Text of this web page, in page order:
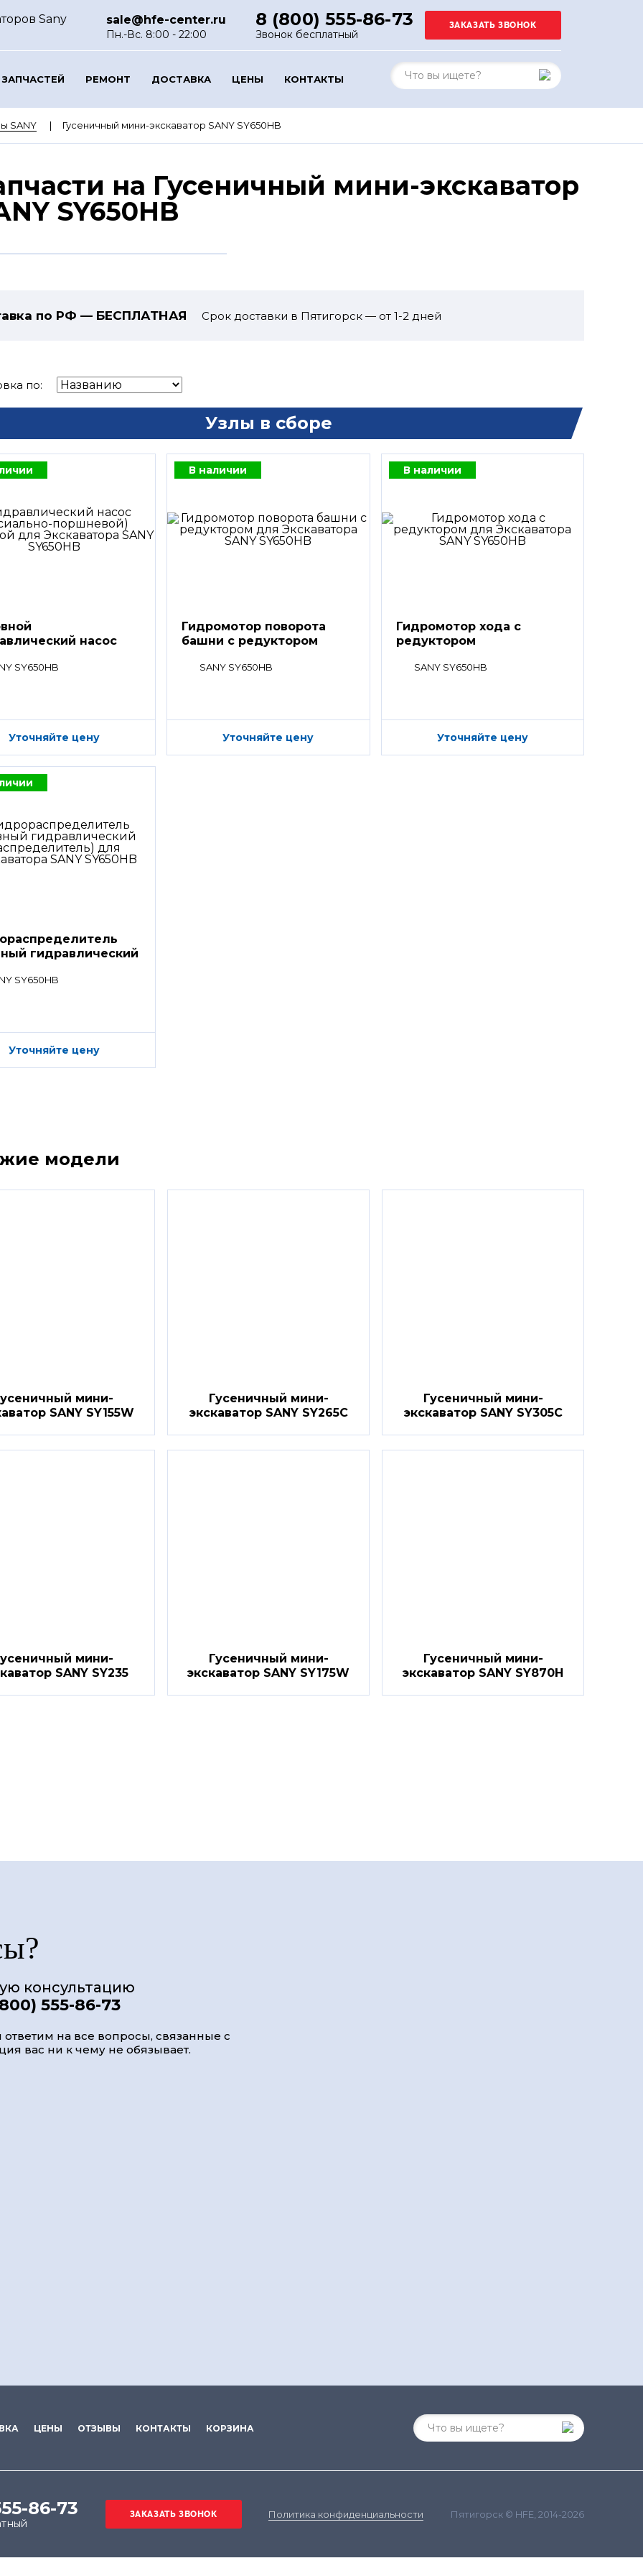
Sany sale@hfe-center.ru
Пн.-Вс. 8:00 - 22:00
8 (800) 555-86-73
Звонок бесплатный
РЕМОНТ ДОСТАВКА ЦЕНЫ КОНТАКТЫ
SANY Гусеничный мини-экскаватор SANY SY650HB
на Гусеничный мини-экскаватор
SY650HB
по РФ — БЕСПЛАТНАЯ Срок доставки в Пятигорск — от 1-2 дней
по:
Узлы в сборе
насос
SY650HB
Уточняйте цену
В наличии
Гидромотор поворота
башни с редуктором
SANY SY650HB
Уточняйте цену
В наличии
Гидромотор хода с
редуктором
SANY SY650HB
Уточняйте цену
гидравлический
SY650HB
Уточняйте цену
модели
мини-
SANY SY155W
Гусеничный мини-
экскаватор SANY SY265C
Гусеничный мини-
экскаватор SANY SY305C
мини-
SANY SY235
Гусеничный мини-
экскаватор SANY SY175W
Гусеничный мини-
экскаватор SANY SY870H
консультацию
555-86-73
на все вопросы, связанные с
вас ни к чему не обязывает.
ЦЕНЫ ОТЗЫВЫ КОНТАКТЫ КОРЗИНА
86-73 Политика конфиденциальности Пятигорск © HFE, 2014-2026